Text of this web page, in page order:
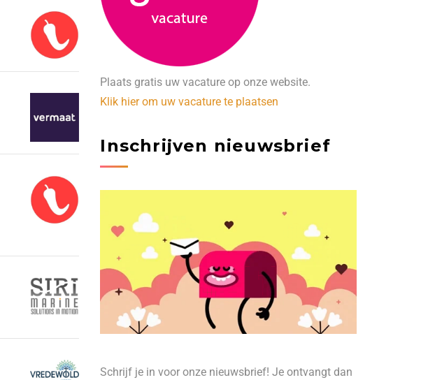
Plaats gratis uw vacature op onze website.
Klik hier om uw vacature te plaatsen
Inschrijven nieuwsbrief
Schrijf je in voor onze nieuwsbrief! Je ontvangt dan